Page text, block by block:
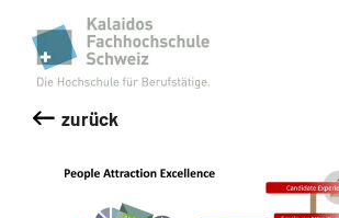
Kalaidos
zurück